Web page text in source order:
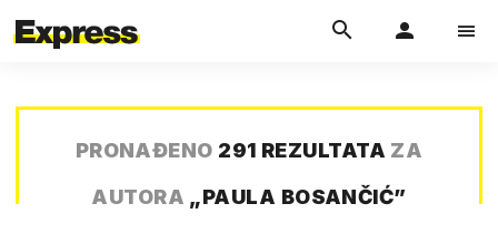
PRONAĐENO 291 REZULTATA ZA
AUTORA „PAULA BOSANČIĆ”